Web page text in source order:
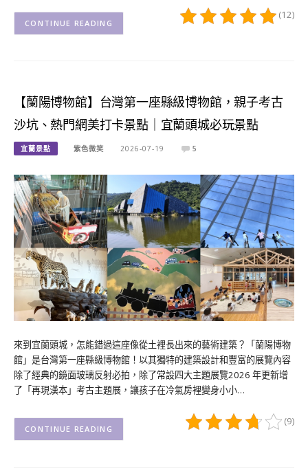
(12)
CONTINUE READING
【蘭陽博物館】台灣第一座縣級博物館，親子考古
沙坑、熱門網美打卡景點｜宜蘭頭城必玩景點
宜蘭景點 紫色微笑 2026-07-19 5
來到宜蘭頭城，怎能錯過這座像從土裡長出來的藝術建築？「蘭陽博物
館」是台灣第一座縣級博物館！以其獨特的建築設計和豐富的展覽內容
除了經典的鏡面玻璃反射必拍，除了常設四大主題展覽2026 年更新增
了「再現漢本」考古主題展，讓孩子在冷氣房裡變身小小…
(9)
CONTINUE READING